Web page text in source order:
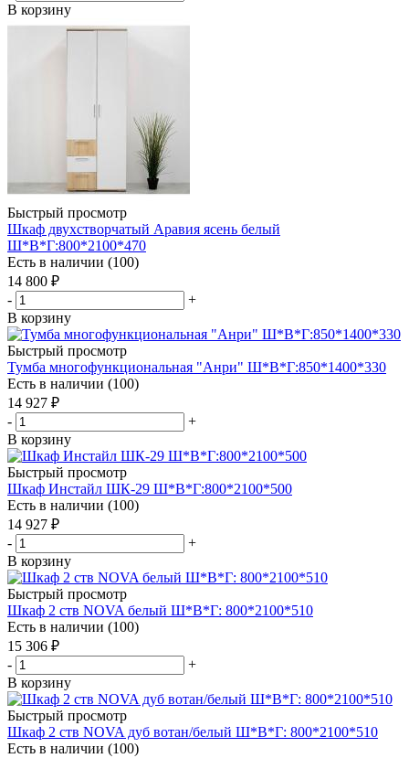
В корзину
Быстрый просмотр
Шкаф двухстворчатый Аравия ясень белый
Ш*В*Г:800*2100*470
Есть в наличии (100)
14 800 ₽
-
+
В корзину
Быстрый просмотр
Тумба многофункциональная "Анри" Ш*В*Г:850*1400*330
Есть в наличии (100)
14 927 ₽
-
+
В корзину
Быстрый просмотр
Шкаф Инстайл ШК-29 Ш*В*Г:800*2100*500
Есть в наличии (100)
14 927 ₽
-
+
В корзину
Быстрый просмотр
Шкаф 2 ств NOVA белый Ш*В*Г: 800*2100*510
Есть в наличии (100)
15 306 ₽
-
+
В корзину
Быстрый просмотр
Шкаф 2 ств NOVA дуб вотан/белый Ш*В*Г: 800*2100*510
Есть в наличии (100)